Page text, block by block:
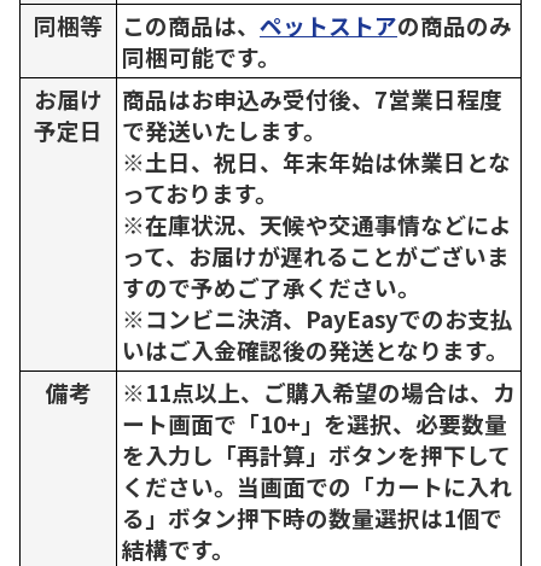
同梱等
この商品は、 ペットストアの商品のみ
同梱可能です。
お届け
予定日
商品はお申込み受付後、7営業日程度
で発送いたします。
※土日、祝日、年末年始は休業日とな
っております。
※在庫状況、天候や交通事情などによ
って、お届けが遅れることがございま
すので予めご了承ください。
※コンビニ決済、PayEasyでのお支払
いはご入金確認後の発送となります。
備考
※11点以上、ご購入希望の場合は、カ
ート画面で「10+」を選択、必要数量
を入力し「再計算」ボタンを押下して
ください。当画面での「カートに入れ
る」ボタン押下時の数量選択は1個で
結構です。